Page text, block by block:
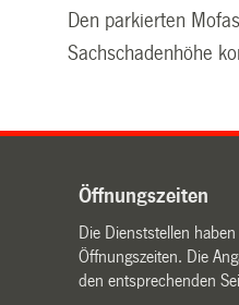
Den parkierten
Sachschadenhöhe
Öffnungszeiten
Die Dienststellen
Öffnungszeiten. Die
den entsprechenden